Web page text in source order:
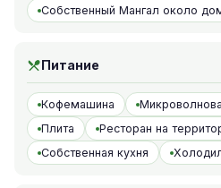
Собственный Мангал около
Питание
Кофемашина
Плита
Ресторан на
Собственная кухня